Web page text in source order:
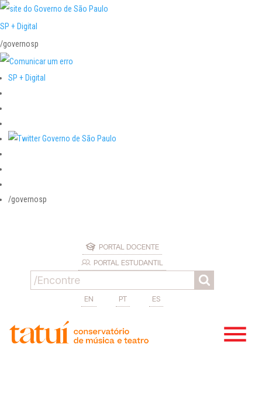
SP + Digital
/governosp
SP + Digital
/governosp
PORTAL DOCENTE
PORTAL ESTUDANTIL
EN PT ES